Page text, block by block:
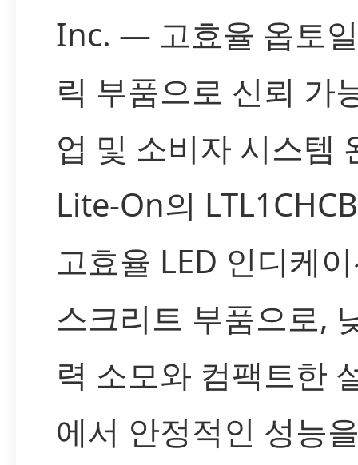
Inc. — 고효율 옵토
릭 부품으로 신뢰 가
업 및 소비자 시스템
Lite-On의
고효율 LED 인디케
스크리트 부품으로,
력 소모와 컴팩트한
에서 안정적인 성능